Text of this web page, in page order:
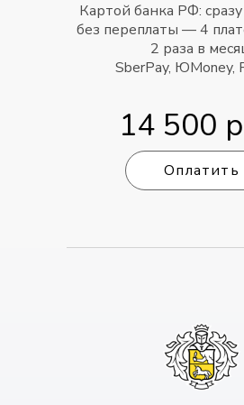
14 500
Картой банка РФ:
без переплаты — 4
2 раза в
SberPay, ЮMoney,
Оплатить